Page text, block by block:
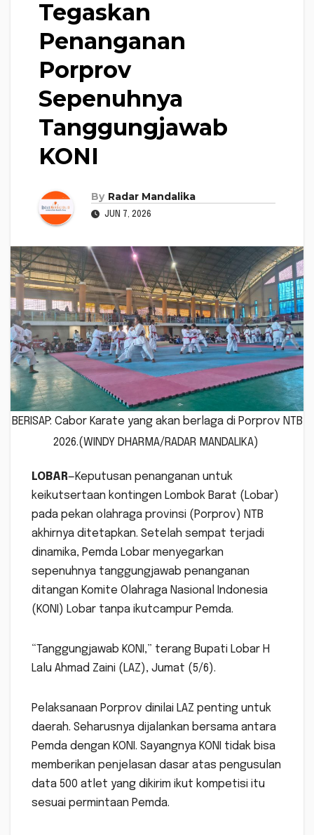
Tegaskan
Penanganan
Porprov
Sepenuhnya
Tanggungjawab
KONI
By Radar Mandalika
JUN 7, 2026
BERISAP: Cabor Karate yang akan berlaga di Porprov NTB
2026.(WINDY DHARMA/RADAR MANDALIKA)
LOBAR—Keputusan penanganan untuk
keikutsertaan kontingen Lombok Barat (Lobar)
pada pekan olahraga provinsi (Porprov) NTB
akhirnya ditetapkan. Setelah sempat terjadi
dinamika, Pemda Lobar menyegarkan
sepenuhnya tanggungjawab penanganan
ditangan Komite Olahraga Nasional Indonesia
(KONI) Lobar tanpa ikutcampur Pemda.
“Tanggungjawab KONI,” terang Bupati Lobar H
Lalu Ahmad Zaini (LAZ), Jumat (5/6).
Pelaksanaan Porprov dinilai LAZ penting untuk
daerah. Seharusnya dijalankan bersama antara
Pemda dengan KONI. Sayangnya KONI tidak bisa
memberikan penjelasan dasar atas pengusulan
data 500 atlet yang dikirim ikut kompetisi itu
sesuai permintaan Pemda.